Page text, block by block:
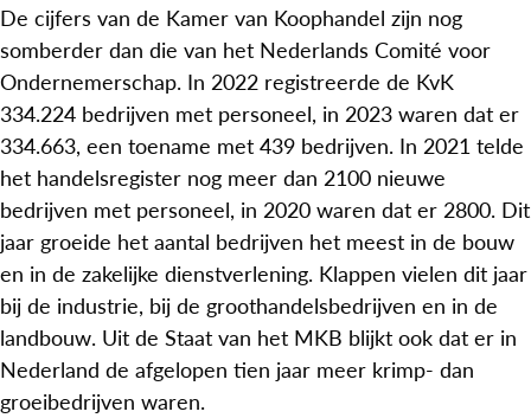
De cijfers van de Kamer van Koophandel zijn nog
somberder dan die van het Nederlands Comité voor
Ondernemerschap. In 2022 registreerde de KvK
334.224 bedrijven met personeel, in 2023 waren dat er
334.663, een toename met 439 bedrijven. In 2021 telde
het handelsregister nog meer dan 2100 nieuwe
bedrijven met personeel, in 2020 waren dat er 2800. Dit
jaar groeide het aantal bedrijven het meest in de bouw
en in de zakelijke dienstverlening. Klappen vielen dit jaar
bij de industrie, bij de groothandelsbedrijven en in de
landbouw. Uit de Staat van het MKB blijkt ook dat er in
Nederland de afgelopen tien jaar meer krimp- dan
groeibedrijven waren.